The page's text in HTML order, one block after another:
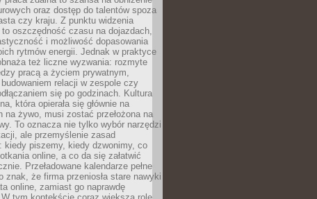
oraz dostęp do talentów spoza
czy kraju. Z punktu widzenia
to oszczędność czasu na dojazdach,
i możliwość dopasowania
rytmów energii. Jednak w praktyce
też liczne wyzwania: rozmyte
pracą a życiem prywatnym,
relacji w zespole czy
się po godzinach. Kultura
która opierała się głównie na
na żywo, musi zostać przełożona na
To oznacza nie tylko wybór narzędzi
ale przemyślenie zasad
kiedy piszemy, kiedy dzwonimy, co
online, a co da się załatwić
Przeładowane kalendarze pełne
znak, że firma przeniosła stare nawyki
online, zamiast go naprawdę